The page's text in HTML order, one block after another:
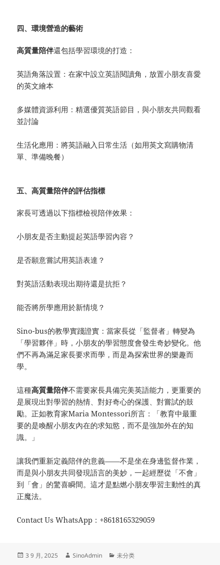
四、環境營造的藝術
高質量陪伴還包括學習環境的打造：
英語角落設置：在家中設立英語閱讀角，放置小朋友喜愛
的英文繪本
多媒體資源利用：精選優質英語節目，與小朋友共同觀看
並討論
生活化應用：將英語融入日常生活（如用英文寫購物清
單、準備晚餐）
五、高質量陪伴的評估指標
家長可透過以下指標檢視陪伴效果：
小朋友是否主動提起英語學習內容？
是否願意嘗試用英語表達？
對英語活動表現出期待還是抗拒？
能否將所學應用於新情境？
Sino-bus的教學實踐證實：當家長從「監督者」轉變為
「學習夥伴」時，小朋友的學習態度會發生奇妙變化。他
們不再為滿足家長要求而學，而是為探索世界的樂趣而
學。
這種高質量陪伴不需要家長具備完美英語能力，更重要的
是展現出對學習的熱情、對好奇心的保護、對嘗試的鼓
勵。正如教育家Maria Montessori所言：「教育中最重
要的是喚醒小朋友內在的求知慾，而不是強加外在的知
識。」
讓我們重新定義陪伴的意義——不是坐在身邊監督作業，
而是與小朋友共同發現語言的美妙，一起經歷從「不會」
到「會」的驚喜瞬間。這才是點燃小朋友學習主動性的真
正魔法。
Contact Us WhatsApp：+8618165329059
发
3 9 月, 2025
作
SinoAdmin
分
未分类